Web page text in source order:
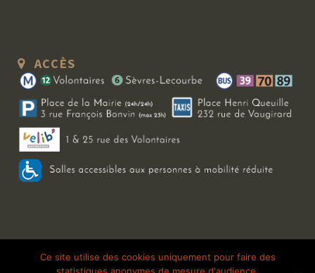
ACCÈS
Copyright 2026 Le Bal Blomet | Tous droits réservés | Mentions légales
Ce site utilise des cookies uniquement pour faire des